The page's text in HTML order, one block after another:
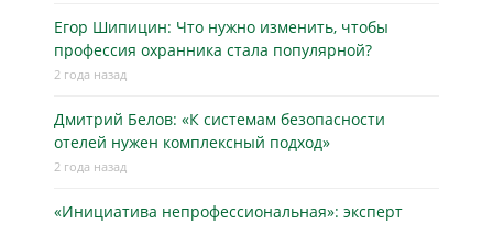
Егор Шипицин: Что нужно изменить, чтобы
профессия охранника стала популярной?
2 года назад
Дмитрий Белов: «К системам безопасности
отелей нужен комплексный подход»
2 года назад
«Инициатива непрофессиональная»: эксперт